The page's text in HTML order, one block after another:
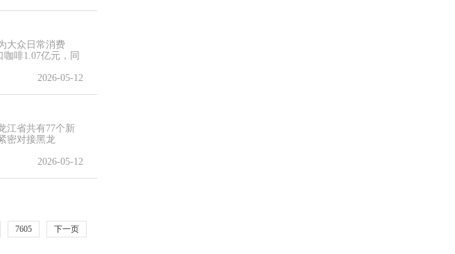
大众日常消费
啡1.07亿元，同
2026-05-12
江省共有77个新
密对接黑龙
2026-05-12
7605 下一页